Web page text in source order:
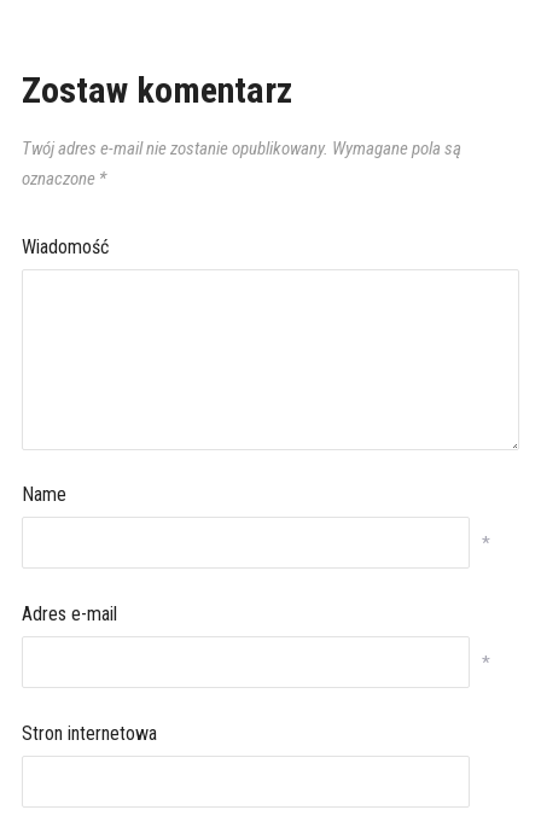
Zostaw komentarz
Twój adres e-mail nie zostanie opublikowany. Wymagane pola są
oznaczone *
Wiadomość
Name
*
Adres e-mail
*
Stron internetowa